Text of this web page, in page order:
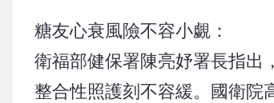
糖友心衰風險不容小覷：
衛福部健保署陳亮妤署長指出
整合性照護刻不容緩。國衛院